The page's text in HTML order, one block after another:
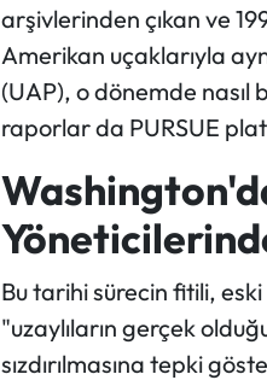
arşivlerinden çıkan ve
Amerikan uçaklarıyla
(UAP), o dönemde nasıl
raporlar da PURSUE
Bu tarihi sürecin fitili,
"uzaylıların gerçek
sızdırılmasına tepki